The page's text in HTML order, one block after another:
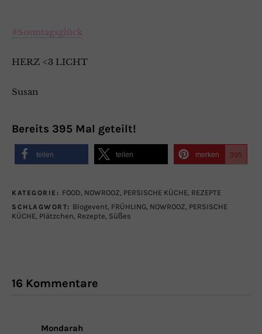
#Sonntagsglück
HERZ <3 LICHT
Susan
Bereits 395 Mal geteilt!
teilen teilen merken 395
KATEGORIE: FOOD NOWROOZ PERSISCHE KÜCHE REZEPTE
SCHLAGWORT: Blogevent FRÜHLING NOWROOZ PERSISCHE
KÜCHE Plätzchen Rezepte Süßes
16 Kommentare
Mondarah